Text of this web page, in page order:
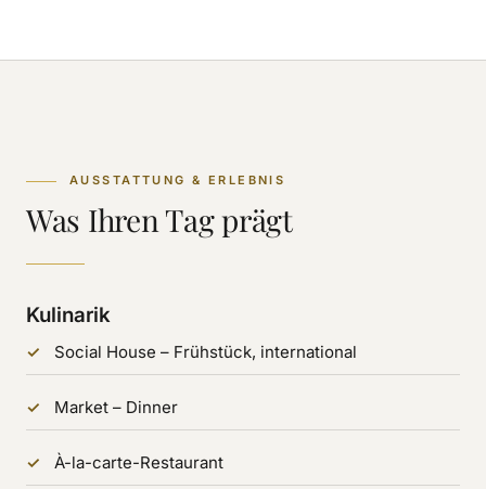
AUSSTATTUNG & ERLEBNIS
Was Ihren Tag prägt
Kulinarik
Social House – Frühstück, international
Market – Dinner
À-la-carte-Restaurant